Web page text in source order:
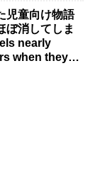
児童向け物語
ぼ消してしま
nearly
when they